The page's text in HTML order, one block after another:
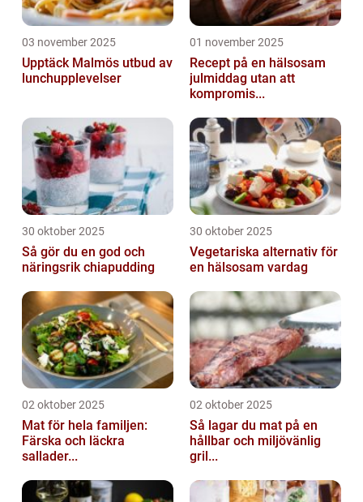
03 november 2025
Upptäck Malmös utbud av
lunchupplevelser
01 november 2025
Recept på en hälsosam
julmiddag utan att
kompromis...
30 oktober 2025
Så gör du en god och
näringsrik chiapudding
30 oktober 2025
Vegetariska alternativ för
en hälsosam vardag
02 oktober 2025
Mat för hela familjen:
Färska och läckra
sallader...
02 oktober 2025
Så lagar du mat på en
hållbar och miljövänlig
gril...